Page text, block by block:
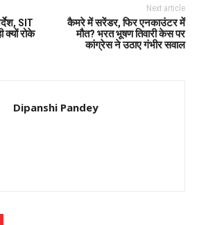
SIT
क्यों रोके
Next article
कैमरे में सरेंडर, फिर एनकाउंटर में
मौत? भरत भूषण तिवारी केस पर
कांग्रेस ने उठाए गंभीर सवाल
Dipanshi Pandey